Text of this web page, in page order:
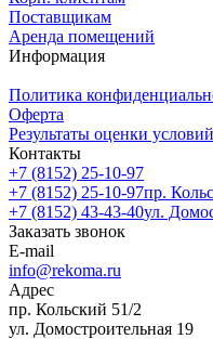
Поставщикам
Аренда помещений
Информация
Политика
Оферта
Результаты оценки
Контакты
+7 (8152) 25-10-97
+7 (8152) 25-10-97пр.
+7 (8152) 43-43-40ул.
Заказать звонок
E-mail
info@rekoma.ru
Адрес
пр. Кольский 51/2
ул. Домостроительная 19